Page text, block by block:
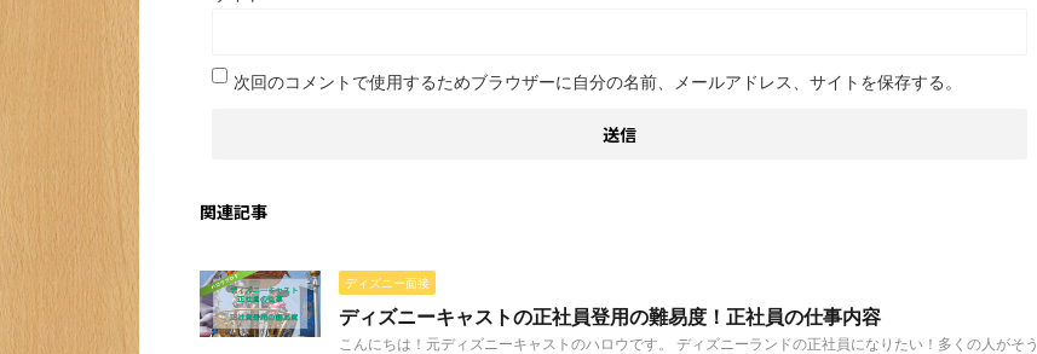
次回のコメントで使用するためブラウザーに自分の名前、メールアドレス、サイトを保存する。
関連記事
ディズニー面接
ディズニーキャストの正社員登用の難易度！正社員の仕事内容
こんにちは！元ディズニーキャストのハロウです。 ディズニーランドの正社員になりたい！多くの人がそう